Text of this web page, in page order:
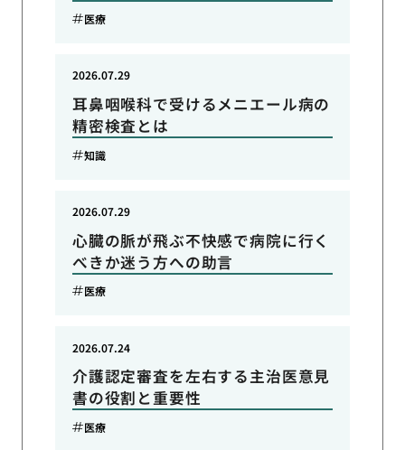
医療
耳鼻咽喉科で受けるメニエール病の
精密検査とは
2026.07.29
知識
心臓の脈が飛ぶ不快感で病院に行く
べきか迷う方への助言
2026.07.29
医療
介護認定審査を左右する主治医意見
書の役割と重要性
2026.07.24
医療